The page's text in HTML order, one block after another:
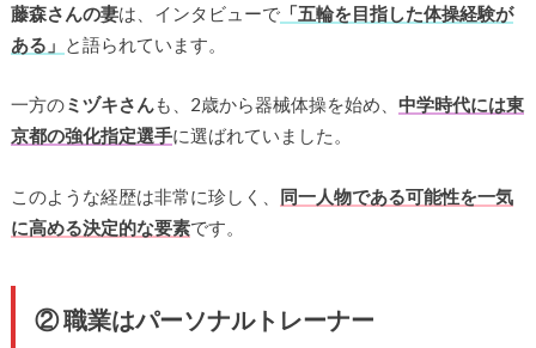
藤森さんの妻は、インタビューで「五輪を目指した体操経験が
ある」 と語られています。
一方のミヅキさんも、2歳から器械体操を始め、 中学時代には東
京都の強化指定選手に選ばれていました。
このような経歴は非常に珍しく、 同一人物である可能性を一気
に高める決定的な要素です。
② 職業はパーソナルトレーナー